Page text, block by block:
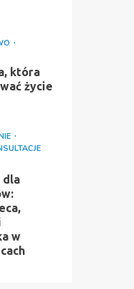
która
życie
dla
w